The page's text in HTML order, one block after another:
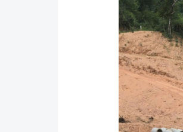
Lao động - Công đoàn
Thời sự Quốc tế